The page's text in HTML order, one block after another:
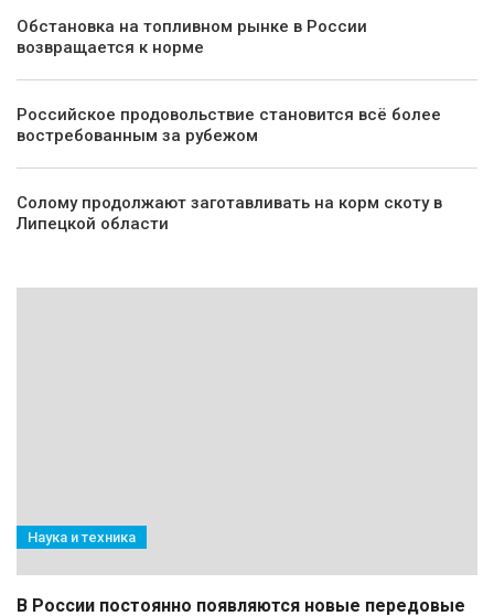
Обстановка на топливном рынке в России
возвращается к норме
Российское продовольствие становится всё более
востребованным за рубежом
Солому продолжают заготавливать на корм скоту в
Липецкой области
Наука и техника
В России постоянно появляются новые передовые